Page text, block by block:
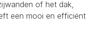
of het dak,
een mooi en efficiënt